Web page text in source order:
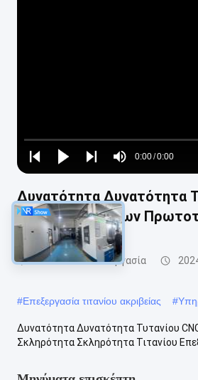
Play
Play
Play
Mute
Time
0:00/0:00
Loaded:
0%
Δυνατότητα Δυνατότητα
Υπηρεσία Ταχείων
cnc τιτανίου κατεργασία
#Επεξεργασία τιτανίου ακριβείας #
Δυνατότητα Δυνατότητα Τυτανίου
Σκληρότητα Σκληρότητα Τιτανίου